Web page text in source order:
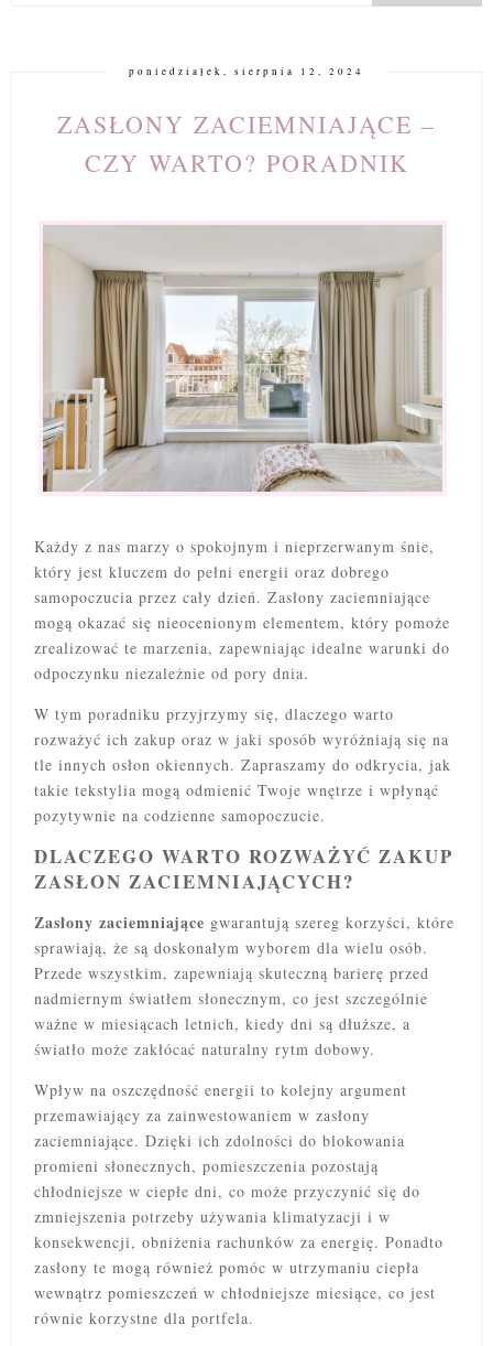
poniedziałek, sierpnia 12, 2024
ZASŁONY ZACIEMNIAJĄCE –
CZY WARTO? PORADNIK
Każdy z nas marzy o spokojnym i nieprzerwanym śnie,
który jest kluczem do pełni energii oraz dobrego
samopoczucia przez cały dzień. Zasłony zaciemniające
mogą okazać się nieocenionym elementem, który pomoże
zrealizować te marzenia, zapewniając idealne warunki do
odpoczynku niezależnie od pory dnia.
W tym poradniku przyjrzymy się, dlaczego warto
rozważyć ich zakup oraz w jaki sposób wyróżniają się na
tle innych osłon okiennych. Zapraszamy do odkrycia, jak
takie tekstylia mogą odmienić Twoje wnętrze i wpłynąć
pozytywnie na codzienne samopoczucie.
DLACZEGO WARTO ROZWAŻYĆ ZAKUP
ZASŁON ZACIEMNIAJĄCYCH?
Zasłony zaciemniające gwarantują szereg korzyści, które
sprawiają, że są doskonałym wyborem dla wielu osób.
Przede wszystkim, zapewniają skuteczną barierę przed
nadmiernym światłem słonecznym, co jest szczególnie
ważne w miesiącach letnich, kiedy dni są dłuższe, a
światło może zakłócać naturalny rytm dobowy.
Wpływ na oszczędność energii to kolejny argument
przemawiający za zainwestowaniem w zasłony
zaciemniające. Dzięki ich zdolności do blokowania
promieni słonecznych, pomieszczenia pozostają
chłodniejsze w ciepłe dni, co może przyczynić się do
zmniejszenia potrzeby używania klimatyzacji i w
konsekwencji, obniżenia rachunków za energię. Ponadto
zasłony te mogą również pomóc w utrzymaniu ciepła
wewnątrz pomieszczeń w chłodniejsze miesiące, co jest
równie korzystne dla portfela.